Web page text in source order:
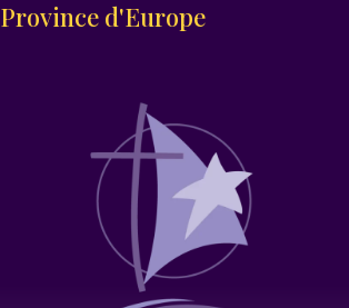
Province d'Europe